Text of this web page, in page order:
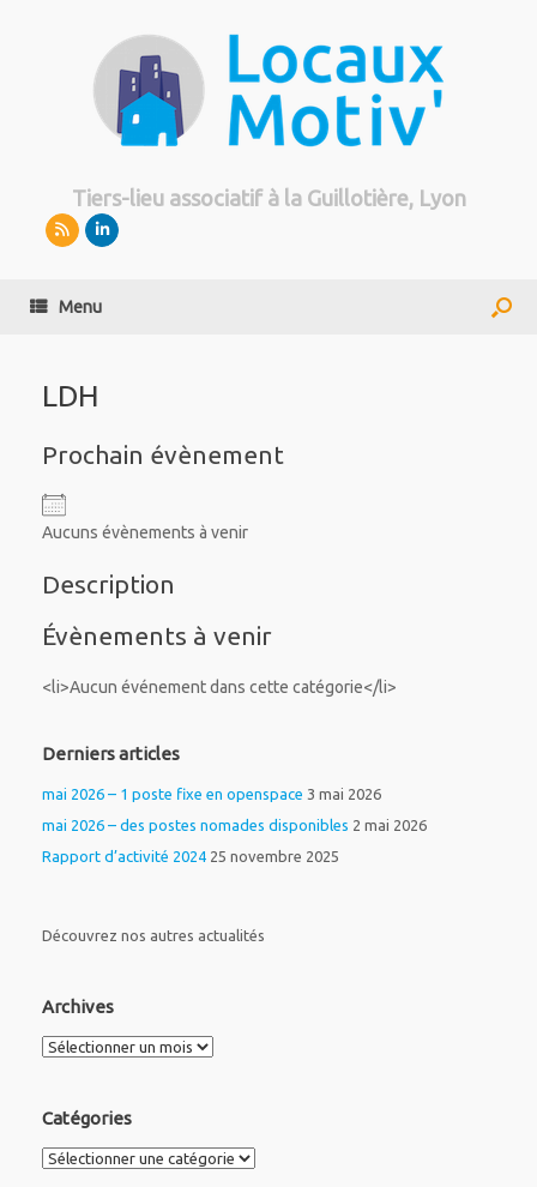
Tiers-lieu associatif à la Guillotière, Lyon
Menu
LDH
Prochain évènement
Aucuns évènements à venir
Description
Évènements à venir
<li>Aucun événement dans cette catégorie</li>
Derniers articles
mai 2026 – 1 poste fixe en openspace 3 mai 2026
mai 2026 – des postes nomades disponibles 2 mai 2026
Rapport d’activité 2024 25 novembre 2025
Découvrez nos autres actualités
Archives
Archives
Catégories
Catégories